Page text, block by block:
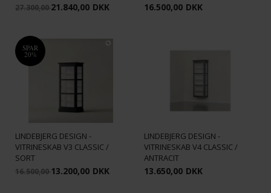
27.300,0021.840,00 DKK 16.500,00 DKK
SPAR
20%
LINDEBJERG DESIGN -
VITRINESKAB V3 CLASSIC /
SORT
16.500,0013.200,00 DKK
LINDEBJERG DESIGN -
VITRINESKAB V4 CLASSIC /
ANTRACIT
13.650,00 DKK